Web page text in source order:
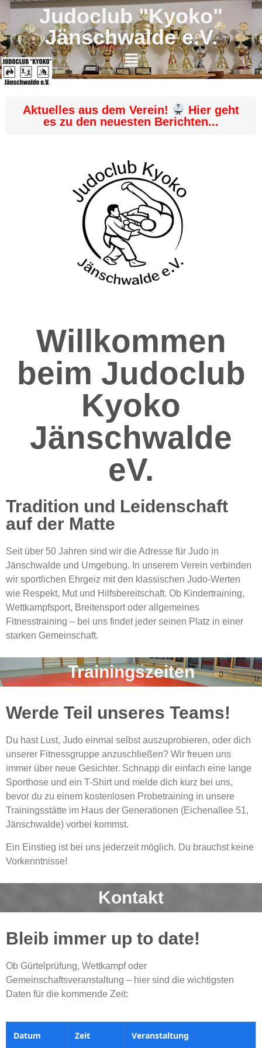
Judoclub "Kyoko"
Jänschwalde e.V.
Aktuelles aus dem Verein!
Hier geht
es zu den neuesten Berichten...
Willkommen
beim Judoclub
Kyoko
Jänschwalde
eV.
Tradition und Leidenschaft
auf der Matte
Seit über 50 Jahren sind wir die Adresse für Judo in
Jänschwalde und Umgebung. In unserem Verein verbinden
wir sportlichen Ehrgeiz mit den klassischen Judo-Werten
wie Respekt, Mut und Hilfsbereitschaft. Ob Kindertraining,
Wettkampfsport, Breitensport oder allgemeines
Fitnesstraining – bei uns findet jeder seinen Platz in einer
starken Gemeinschaft.
Trainingszeiten
Werde Teil unseres Teams!
Du hast Lust, Judo einmal selbst auszuprobieren, oder dich
unserer Fitnessgruppe anzuschließen? Wir freuen uns
immer über neue Gesichter. Schnapp dir einfach eine lange
Sporthose und ein T-Shirt und melde dich kurz bei uns,
bevor du zu einem kostenlosen Probetraining in unsere
Trainingsstätte im Haus der Generationen (Eichenallee 51,
Jänschwalde) vorbei kommst.
Ein Einstieg ist bei uns jederzeit möglich. Du brauchst keine
Vorkenntnisse!
Kontakt
Bleib immer up to date!
Ob Gürtelprüfung, Wettkampf oder
Gemeinschaftsveranstaltung – hier sind die wichtigsten
Daten für die kommende Zeit:
Datum Zeit Veranstaltung